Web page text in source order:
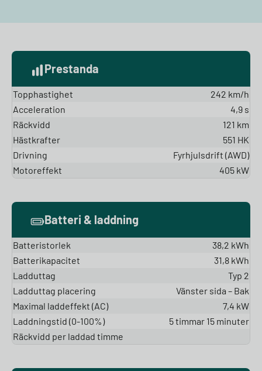
Prestanda
Topphastighet
242 km/h
Acceleration
4,9 s
Räckvidd
121 km
Hästkrafter
551 HK
Drivning
Fyrhjulsdrift (AWD)
Motoreffekt
405 kW
Batteri & laddning
Batteristorlek
38,2 kWh
Batterikapacitet
31,8 kWh
Ladduttag
Typ 2
Ladduttag placering
Vänster sida – Bak
Maximal laddeffekt (AC)
7,4 kW
Laddningstid (0-100%)
5 timmar 15 minuter
Räckvidd per laddad timme